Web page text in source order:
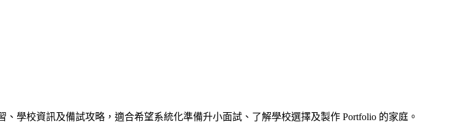
學校資訊及備試攻略，適合希望系統化準備升小面試、了解學校選擇及製作 Portfolio 的家庭。